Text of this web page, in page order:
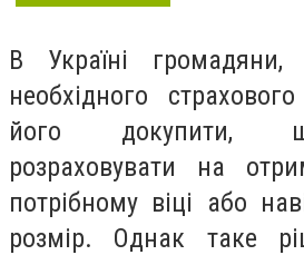
В Україні
необхідного
його докупити,
розраховувати на
потрібному віці або
розмір. Однак таке